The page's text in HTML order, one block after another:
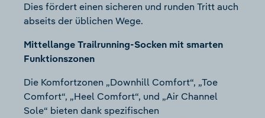
Dies fördert einen sicheren und runden Tritt auch
abseits der üblichen Wege.
Mittellange Trailrunning-Socken mit smarten
Funktionszonen
Die Komfortzonen „Downhill Comfort“, „Toe
Comfort“, „Heel Comfort“, und „Air Channel
Sole“ bieten dank spezifischen